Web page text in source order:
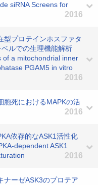
siRNA Screens for
2016
型プロテインホスファタ
ルでの生理機能解析
of a mitochondrial inner
PGAM5 in vitro
2016
胞死におけるMAPKの活
2016
依存的なASK1活性化
dependent ASK1
2016
ナーゼASK3のプロテア